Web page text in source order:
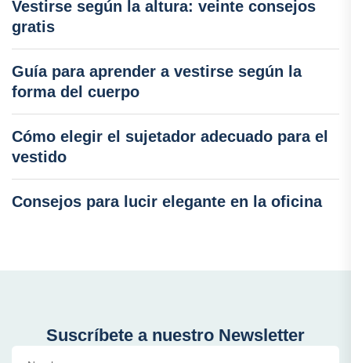
Vestirse según la altura: veinte consejos
gratis
Guía para aprender a vestirse según la
forma del cuerpo
Cómo elegir el sujetador adecuado para el
vestido
Consejos para lucir elegante en la oficina
Suscríbete a nuestro Newsletter